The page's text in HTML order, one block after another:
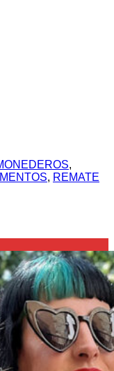
,
, REMATE